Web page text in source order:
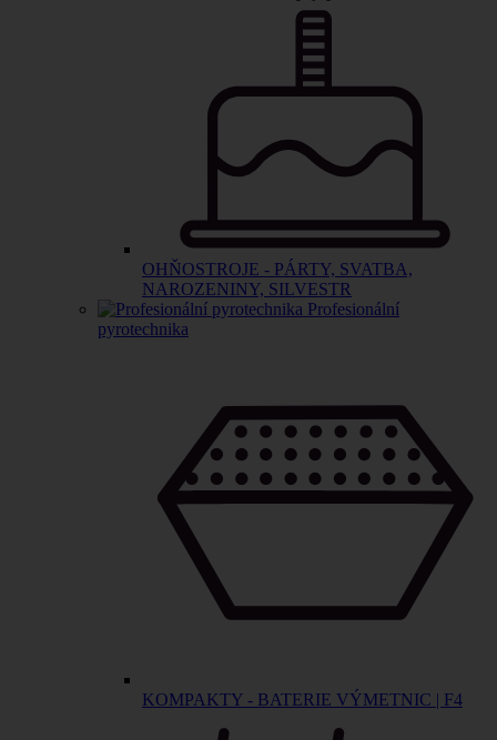
OHŇOSTROJE - PÁRTY, SVATBA,
NAROZENINY, SILVESTR
Profesionální
pyrotechnika
KOMPAKTY - BATERIE VÝMETNIC | F4